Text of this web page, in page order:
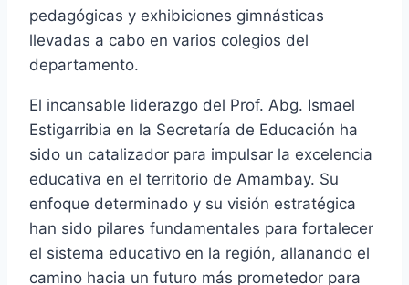
pedagógicas y exhibiciones gimnásticas
llevadas a cabo en varios colegios del
departamento.
El incansable liderazgo del Prof. Abg. Ismael
Estigarribia en la Secretaría de Educación ha
sido un catalizador para impulsar la excelencia
educativa en el territorio de Amambay. Su
enfoque determinado y su visión estratégica
han sido pilares fundamentales para fortalecer
el sistema educativo en la región, allanando el
camino hacia un futuro más prometedor para